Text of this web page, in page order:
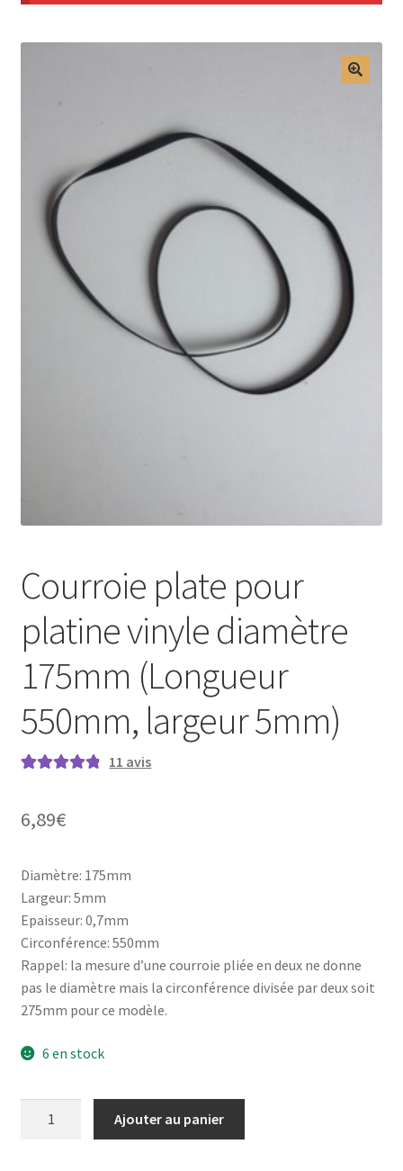
Courroie plate pour
platine vinyle diamètre
175mm (Longueur
550mm, largeur 5mm)
notations
11 avis
6,89€
Diamètre: 175mm
Largeur: 5mm
Epaisseur: 0,7mm
Circonférence: 550mm
Rappel: la mesure d’une courroie pliée en deux ne donne
pas le diamètre mais la circonférence divisée par deux soit
275mm pour ce modèle.
6 en stock
Ajouter au panier